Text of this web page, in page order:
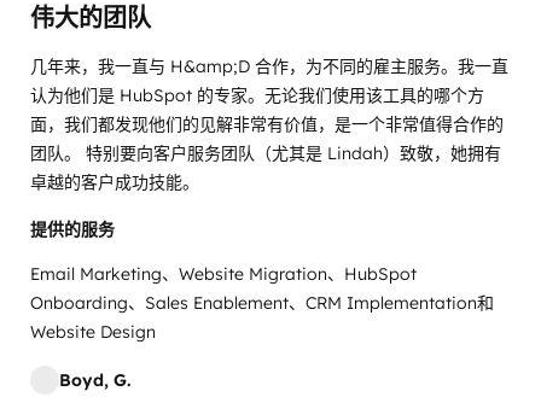
伟大的团队
几年来，我一直与 H&amp;D 合作，为不同的雇主服务。我一直
认为他们是 HubSpot 的专家。无论我们使用该工具的哪个方
面，我们都发现他们的见解非常有价值，是一个非常值得合作的
团队。 特别要向客户服务团队（尤其是 Lindah）致敬，她拥有
卓越的客户成功技能。
提供的服务
Email Marketing、Website Migration、HubSpot
Onboarding、Sales Enablement、CRM Implementation和
Website Design
Boyd, G.